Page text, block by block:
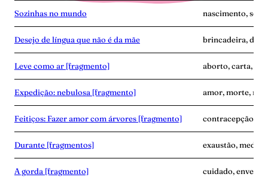
Sozinhas no mundo nascimento,
Desejo de língua que não é da mãe brincadeira,
Leve como ar [fragmento] aborto, carta,
Expedição: nebulosa [fragmento] amor, morte,
Feitiços: Fazer amor com árvores [fragmento] contracepção,
Durante [fragmentos] exaustão, medo,
A gorda [fragmento] cuidado,